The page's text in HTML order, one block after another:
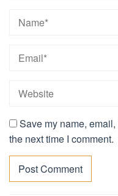
Save my name,
the next time I comment.